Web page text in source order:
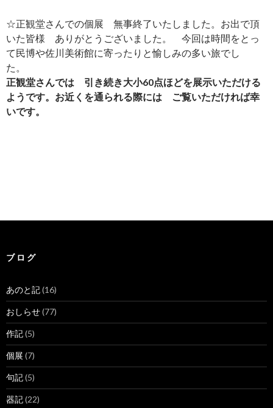
☆正観堂さんでの個展 無事終了いたしました。お出で頂
いた皆様 ありがとうございました。 今回は時間をとっ
て民博や佐川美術館に寄ったりと愉しみの多い旅でし
た。
正観堂さんでは 引き続き大小60点ほどを展示いただける
ようです。お近くを通られる際には ご覧いただければ幸
いです。
ブ ロ グ
あのと記(16)
おしらせ(77)
作記(5)
個展 (7)
句記(5)
器記(22)